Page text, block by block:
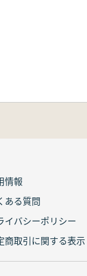
情報
ある質問
イバシーポリシー
商取引に関する表示